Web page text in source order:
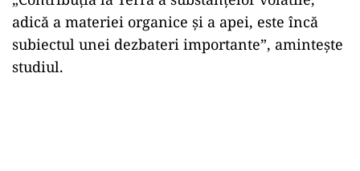
adică a materiei organice şi a apei, este încă
subiectul unei dezbateri importante”, aminteşte
studiul.